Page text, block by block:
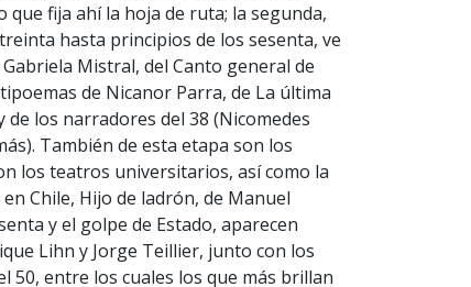
fija ahí la hoja de ruta; la segunda,
hasta principios de los sesenta, ve
Mistral, del Canto general de
de Nicanor Parra, de La última
los narradores del 38 (Nicomedes
También de esta etapa son los
los teatros universitarios, así como la
Chile, Hijo de ladrón, de Manuel
y el golpe de Estado, aparecen
Lihn y Jorge Teillier, junto con los
50, entre los cuales los que más brillan